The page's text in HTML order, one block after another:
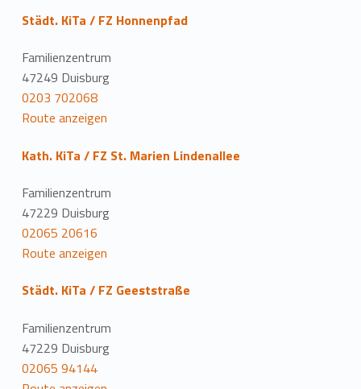
Städt. KiTa / FZ Honnenpfad
Familienzentrum
47249 Duisburg
0203 702068
Route anzeigen
Kath. KiTa / FZ St. Marien Lindenallee
Familienzentrum
47229 Duisburg
02065 20616
Route anzeigen
Städt. KiTa / FZ Geeststraße
Familienzentrum
47229 Duisburg
02065 94144